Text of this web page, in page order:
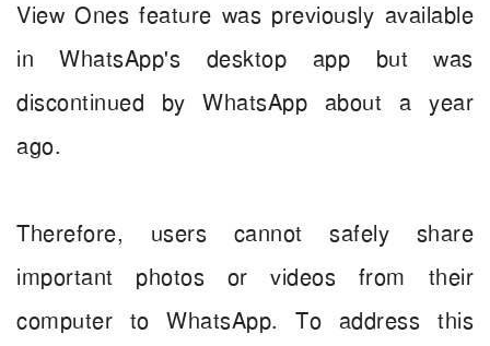
View Ones feature was previously available
in WhatsApp's desktop app but was
discontinued by WhatsApp about a year
ago.
Therefore, users cannot safely share
important photos or videos from their
computer to WhatsApp. To address this